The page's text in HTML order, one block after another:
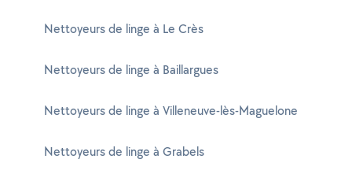
Nettoyeurs de linge à Le Crès
Nettoyeurs de linge à Baillargues
Nettoyeurs de linge à Villeneuve-lès-Maguelone
Nettoyeurs de linge à Grabels